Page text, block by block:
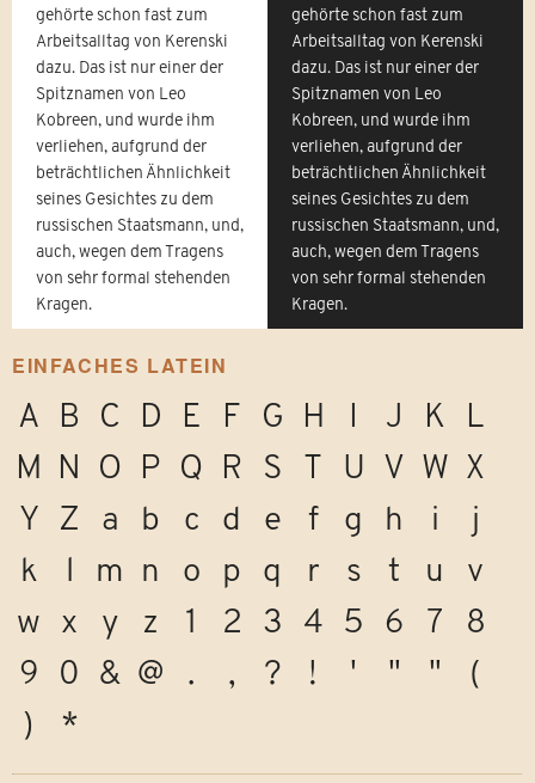
gehörte schon fast zum
Arbeitsalltag von Kerenski
dazu. Das ist nur einer der
Spitznamen von Leo
Kobreen, und wurde ihm
verliehen, aufgrund der
beträchtlichen Ähnlichkeit
seines Gesichtes zu dem
russischen Staatsmann, und,
auch, wegen dem Tragens
von sehr formal stehenden
Kragen.
gehörte schon fast zum
Arbeitsalltag von Kerenski
dazu. Das ist nur einer der
Spitznamen von Leo
Kobreen, und wurde ihm
verliehen, aufgrund der
beträchtlichen Ähnlichkeit
seines Gesichtes zu dem
russischen Staatsmann, und,
auch, wegen dem Tragens
von sehr formal stehenden
Kragen.
EINFACHES LATEIN
A B C D E F G H I J K L
M N O P Q R S T U V W X
Y Z a b c d e f g h i
j
k
l m n o p q r s t u
v
w x y z 1 2 3 4 5 6 7
8
9 0 & @ . , ? ! ' " "
(
)
*